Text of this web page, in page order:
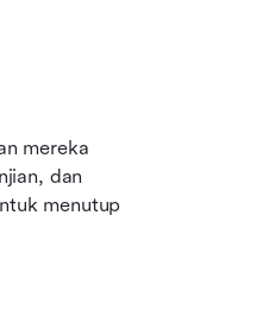
mereka
dan
menutup